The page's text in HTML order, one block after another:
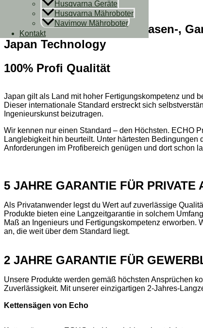
Zum Inhalt springen
Husqvarna Geräte
Husqvarna Mähroboter
Navimow Mähroboter
Kontakt
Robuste Technik für die Rasen-,
Japan Technology
100% Profi Qualität
Japan gilt als Land mit hoher Fertigungskompetenz und
Dieser internationale Standard erstreckt sich
Ingenieurskunst beizutragen.
Wir kennen nur einen Standard – den Höchsten. ECHO
Langlebigkeit hin beurteilt. Unter härtesten
Anforderungen im Profibereich genügen und dort schon
5 JAHRE GARANTIE FÜR PRIVATE
Als Privatanwender legst du Wert auf zuverlässige
Produkte bieten eine Langzeitgarantie in solchem
Maß an Ingenieurs und Fertigungskompetenz
an, die weit über dem Standard liegt.
2 JAHRE GARANTIE FÜR
Unsere Produkte werden gemäß höchsten Ansprüchen
Zuverlässigkeit. Mit unserer einzigartigen 2-Jahres-
Kettensägen von Echo